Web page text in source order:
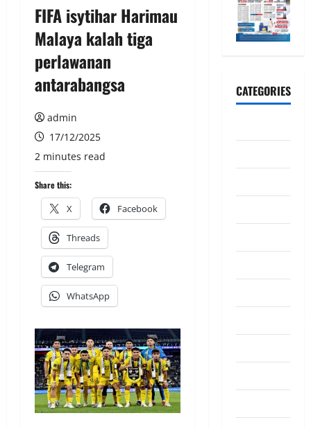
FIFA isytihar Harimau
Malaya kalah tiga
perlawanan
antarabangsa
admin
17/12/2025
2 minutes read
Share this:
X Facebook
Threads
Telegram
WhatsApp
CATEGORIES